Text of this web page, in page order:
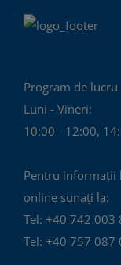
Program de
Luni - Vineri:
10:00 - 12:00,
Pentru informații
online sunați la:
Tel: +40 742 003
Tel: +40 757 087